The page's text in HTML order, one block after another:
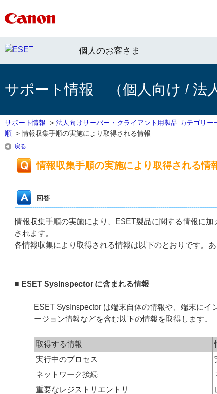
個人のお客さま
サポート情報 （個人向け / 法
サポート情報 > 法人向けサーバー・クライアント用製品 カテゴリー
順 >情報収集手順の実施により取得される情報
戻る
情報収集手順の実施により取得される情
回答
情報収集手順の実施により、ESET製品に関する情報に
されます。
各情報収集により取得される情報は以下のとおりです。
■ ESET SysInspector に含まれる情報
ESET SysInspector は端末自体の情報や、端末に
ージョン情報などを含む以下の情報を取得します。
取得する情報
実行中のプロセス
ネットワーク接続
重要なレジストリエントリ